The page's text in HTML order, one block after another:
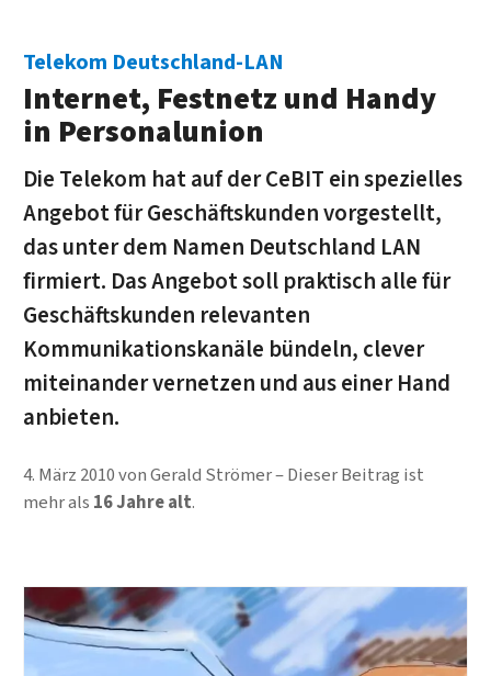
Telekom Deutschland-LAN
Internet, Festnetz und Handy
in Personalunion
Die Telekom hat auf der CeBIT ein spezielles
Angebot für Geschäftskunden vorgestellt,
das unter dem Namen Deutschland LAN
firmiert. Das Angebot soll praktisch alle für
Geschäftskunden relevanten
Kommunikationskanäle bündeln, clever
miteinander vernetzen und aus einer Hand
anbieten.
4. März 2010vonGerald Strömer
Dieser Beitrag ist
mehr als 16 Jahre alt.